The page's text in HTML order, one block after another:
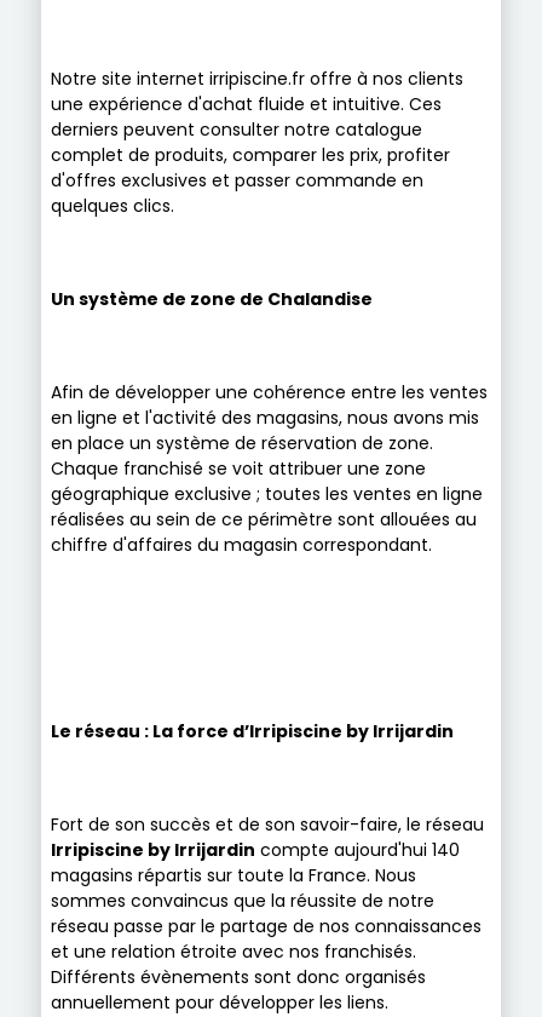
Notre site internet irripiscine.fr offre à nos clients
une expérience d'achat fluide et intuitive. Ces
derniers peuvent consulter notre catalogue
complet de produits, comparer les prix, profiter
d'offres exclusives et passer commande en
quelques clics.
Un système de zone de Chalandise
Afin de développer une cohérence entre les ventes
en ligne et l'activité des magasins, nous avons mis
en place un système de réservation de zone.
Chaque franchisé se voit attribuer une zone
géographique exclusive ; toutes les ventes en ligne
réalisées au sein de ce périmètre sont allouées au
chiffre d'affaires du magasin correspondant.
Le réseau : La force d’Irripiscine by Irrijardin
Fort de son succès et de son savoir-faire, le réseau
Irripiscine by Irrijardin compte aujourd'hui 140
magasins répartis sur toute la France. Nous
sommes convaincus que la réussite de notre
réseau passe par le partage de nos connaissances
et une relation étroite avec nos franchisés.
Différents évènements sont donc organisés
annuellement pour développer les liens.